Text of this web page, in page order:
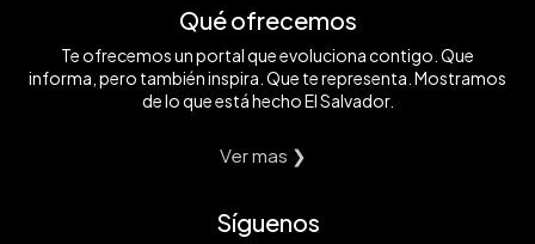
Qué ofrecemos
Te ofrecemos un portal que evoluciona contigo. Que
informa, pero también inspira. Que te representa. Mostramos
de lo que está hecho El Salvador.
Ver mas ❯
Síguenos